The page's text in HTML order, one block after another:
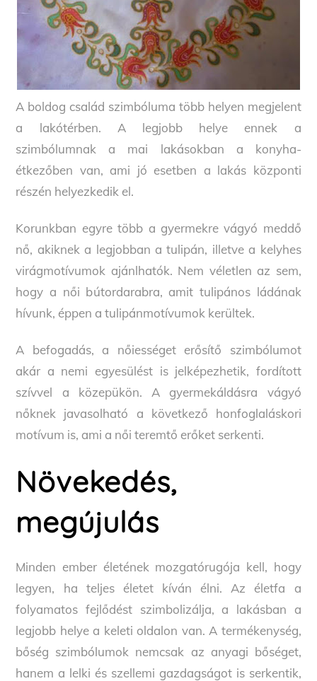
A boldog család szimbóluma több helyen megjelent
a lakótérben. A legjobb helye ennek a
szimbólumnak a mai lakásokban a konyha-
étkezőben van, ami jó esetben a lakás központi
részén helyezkedik el.
Korunkban egyre több a gyermekre vágyó meddő
nő, akiknek a legjobban a tulipán, illetve a kelyhes
virágmotívumok ajánlhatók. Nem véletlen az sem,
hogy a női bútordarabra, amit tulipános ládának
hívunk, éppen a tulipánmotívumok kerültek.
A befogadás, a nőiességet erősítő szimbólumot
akár a nemi egyesülést is jelképezhetik, fordított
szívvel a közepükön. A gyermekáldásra vágyó
nőknek javasolható a következő honfoglaláskori
motívum is, ami a női teremtő erőket serkenti.
Növekedés,
megújulás
Minden ember életének mozgatórugója kell, hogy
legyen, ha teljes életet kíván élni. Az életfa a
folyamatos fejlődést szimbolizálja, a lakásban a
legjobb helye a keleti oldalon van. A termékenység,
bőség szimbólumok nemcsak az anyagi bőséget,
hanem a lelki és szellemi gazdagságot is serkentik,